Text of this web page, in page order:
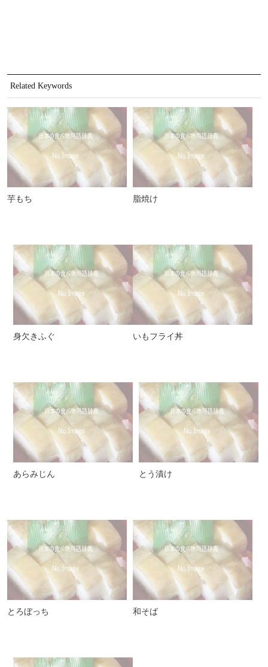
Related Keywords
芋もち 脂焼け
身欠きふぐ いもフライ丼
あらみじん とう漬け
とろぼっち 和そば